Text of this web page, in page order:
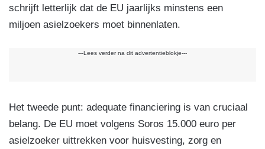
schrijft letterlijk dat de EU jaarlijks minstens een
miljoen asielzoekers moet binnenlaten.
---Lees verder na dit advertentieblokje---
Het tweede punt: adequate financiering is van cruciaal
belang. De EU moet volgens Soros 15.000 euro per
asielzoeker uittrekken voor huisvesting, zorg en